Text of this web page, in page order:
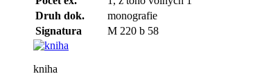
Druh dok.
monografie
Signatura
M 220 b 58
kniha